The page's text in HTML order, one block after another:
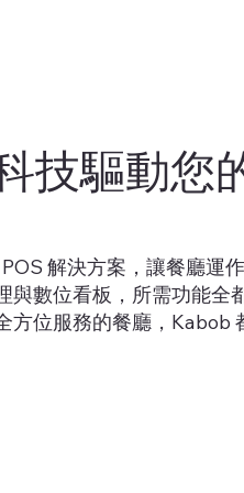
技驅動您
解決方案，讓餐廳運
與數位看板，所需功能全
方位服務的餐廳，Kabob